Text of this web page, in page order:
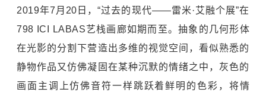
2019年7月20日，“过去的现代——雷米·艾融个展”在
798 ICI LABAS艺栈画廊如期而至。抽象的几何形体
在光影的分割下营造出多维的视觉空间，看似熟悉的
静物作品又仿佛凝固在某种沉默的情绪之中，灰色的
画面主调上仿佛音符一样跳跃着鲜明的色彩，将情